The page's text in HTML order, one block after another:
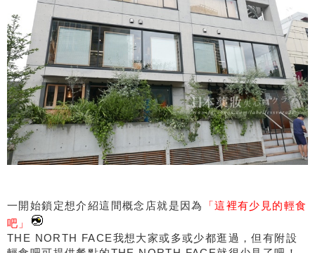
一開始鎖定想介紹這間概念店就是因為
「這裡有少見的輕食
吧」
THE NORTH FACE我想大家或多或少都逛過，但有附設